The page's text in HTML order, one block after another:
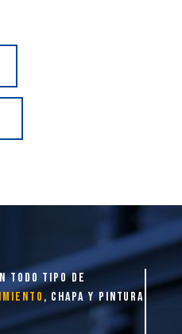
todo tipo de
, chapa y pintura